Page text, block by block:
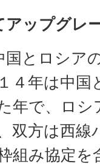
アップグレ
とロシア
４年は中国
年で、ロシ
双方は西線
組み協定